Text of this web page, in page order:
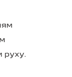
руху.